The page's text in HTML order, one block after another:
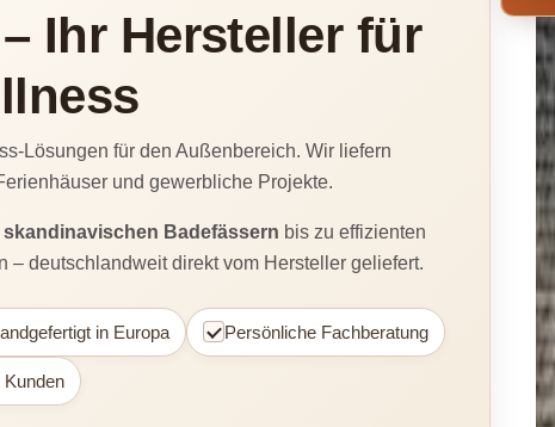
Ihr Hersteller für
Lösungen für den Außenbereich. Wir liefern
und gewerbliche Projekte.
skandinavischen Badefässern bis zu effizienten
– deutschlandweit direkt vom Hersteller geliefert.
in Europa Persönliche Fachberatung
Kunden